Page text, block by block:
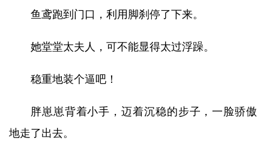
鱼鸢跑到门口，利用脚刹停了下来。
她堂堂太夫人，可不能显得太过浮躁。
稳重地装个逼吧！
胖崽崽背着小手，迈着沉稳的步子，一脸骄傲
地走了出去。